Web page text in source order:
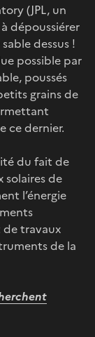
(JPL, un
dépoussiérer
dessus !
possible par
poussés
grains de
ce dernier.
du fait de
solaires de
l’énergie
travaux
de la